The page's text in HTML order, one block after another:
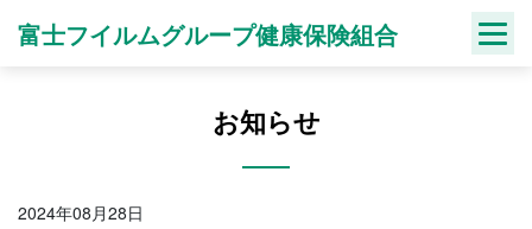
富士フイルムグループ健康保険組合
お知らせ
2024年08月28日